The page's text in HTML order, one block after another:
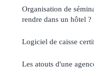
Organisation de
rendre dans un hôtel ?
Logiciel de caisse
Les atouts d'une